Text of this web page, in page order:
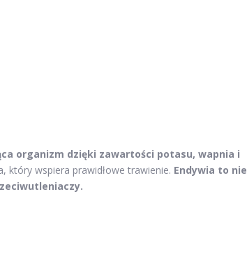
organizm dzięki zawartości potasu, wapnia i
który wspiera prawidłowe trawienie. Endywia to nie